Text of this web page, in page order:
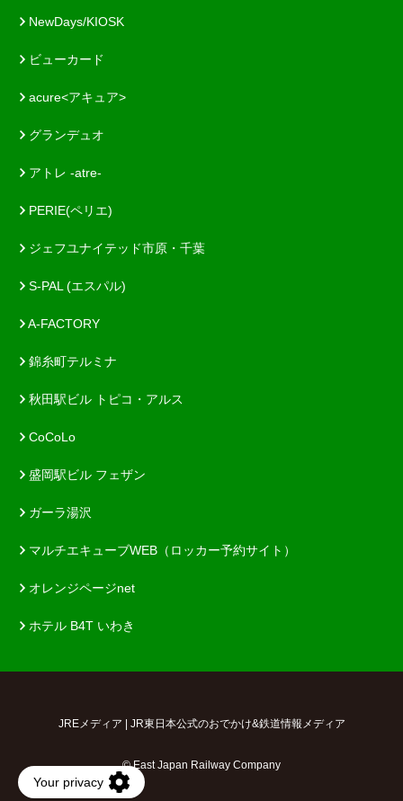
NewDays/KIOSK
ビューカード
acure<アキュア>
グランデュオ
アトレ -atre-
PERIE(ペリエ)
ジェフユナイテッド市原・千葉
S-PAL (エスパル)
A-FACTORY
錦糸町テルミナ
秋田駅ビル トピコ・アルス
CoCoLo
盛岡駅ビル フェザン
ガーラ湯沢
マルチエキューブWEB（ロッカー予約サイト）
オレンジページnet
ホテル B4T いわき
JREメディア | JR東日本公式のおでかけ&鉄道情報メディア
© East Japan Railway Company